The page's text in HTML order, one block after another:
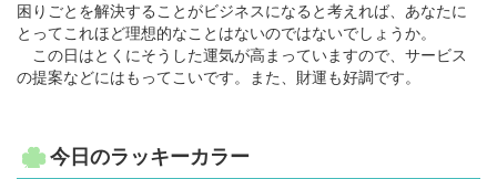
困りごとを解決することがビジネスになると考えれば、あなたに
とってこれほど理想的なことはないのではないでしょうか。
この日はとくにそうした運気が高まっていますので、サービス
の提案などにはもってこいです。また、財運も好調です。
今日のラッキーカラー